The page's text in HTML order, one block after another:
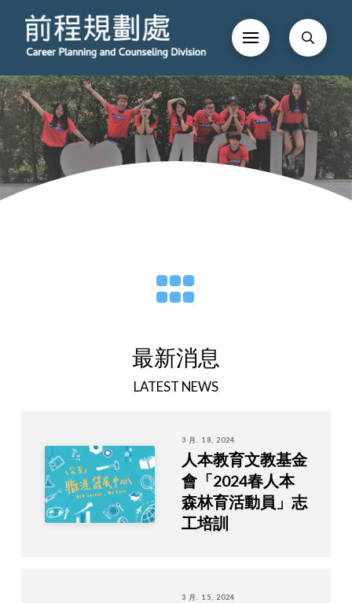
最新消息
LATEST NEWS
3 月. 18, 2024
人本教育文教基金
會「2024春人本
森林育活動員」志
工培訓
3 月. 15, 2024